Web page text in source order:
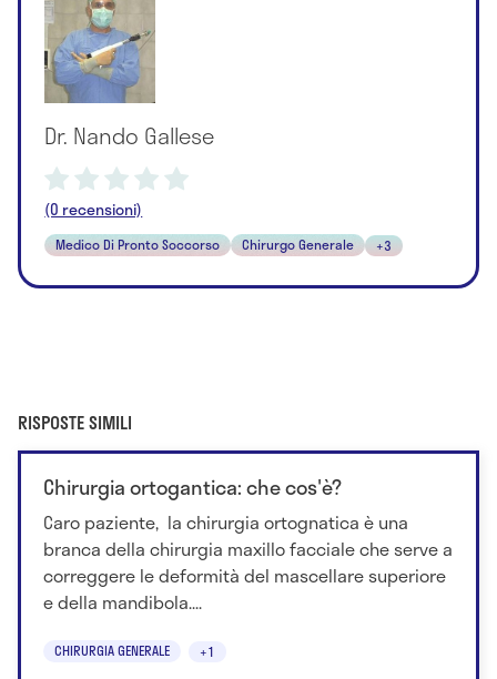
Dr. Nando Gallese
(0 recensioni)
Medico Di Pronto Soccorso Chirurgo Generale +3
RISPOSTE SIMILI
Chirurgia ortogantica: che cos'è?
Caro paziente, la chirurgia ortognatica è una
branca della chirurgia maxillo facciale che serve a
correggere le deformità del mascellare superiore
e della mandibola....
CHIRURGIA GENERALE +1